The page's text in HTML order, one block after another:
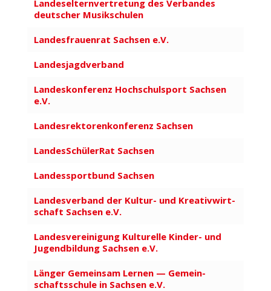
Landes­el­tern­ver­tretung des Verbandes
deut­scher Musik­schulen
Landes­frau­enrat Sachsen e.V.
Landes­jagd­verband
Landes­kon­ferenz Hoch­schul­sport Sachsen
e.V.
Landes­rek­to­ren­kon­ferenz Sachsen
Landes­Schü­lerRat Sachsen
Landes­sportbund Sachsen
Landes­verband der Kultur- und Krea­tiv­wirt­
schaft Sachsen e.V.
Landes­ver­ei­nigung Kultu­relle Kinder- und
Jugend­bildung Sachsen e.V.
Länger Gemeinsam Lernen — Gemein­
schafts­schule in Sachsen e.V.